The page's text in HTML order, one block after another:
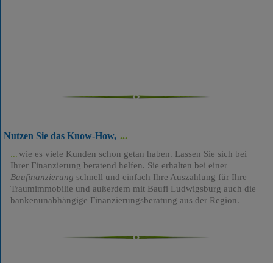
Nutzen Sie das Know-How,
wie es viele Kunden schon getan haben. Lassen Sie sich bei
Ihrer Finanzierung beratend helfen. Sie erhalten bei einer
Baufinanzierung schnell und einfach Ihre Auszahlung für Ihre
Traumimmobilie und außerdem mit Baufi Ludwigsburg auch die
bankenunabhängige Finanzierungsberatung aus der Region.